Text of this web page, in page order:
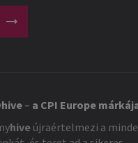
arrow_right_alt
hive– a CPI Europe
hive újraértelmezi a